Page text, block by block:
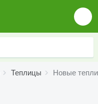
Теплицы Новые